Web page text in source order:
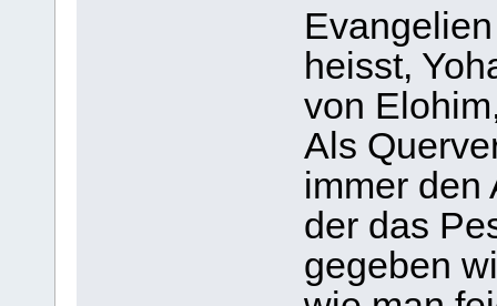
heisst,
von
Als
immer den
der das
gegeben